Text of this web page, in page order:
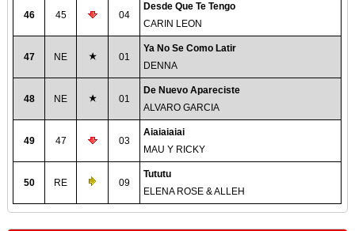
46 45 04
Desde Que Te Tengo
CARIN LEON
47 NE 01
Ya No Se Como Latir
DENNA
48 NE 01
De Nuevo Apareciste
ALVARO GARCIA
49 47 03
Aiaiaiaiai
MAU Y RICKY
50 RE 09
Tututu
ELENA ROSE & ALLEH